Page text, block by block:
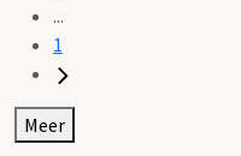
...
1
Meer